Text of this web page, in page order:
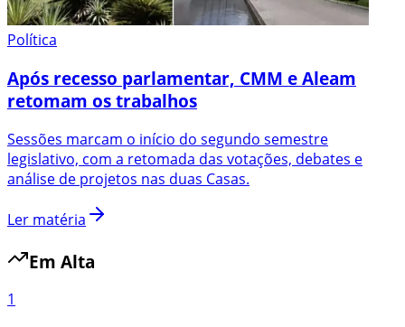
Política
Após recesso parlamentar, CMM e Aleam
retomam os trabalhos
Sessões marcam o início do segundo semestre
legislativo, com a retomada das votações, debates e
análise de projetos nas duas Casas.
Ler matéria
Em Alta
1